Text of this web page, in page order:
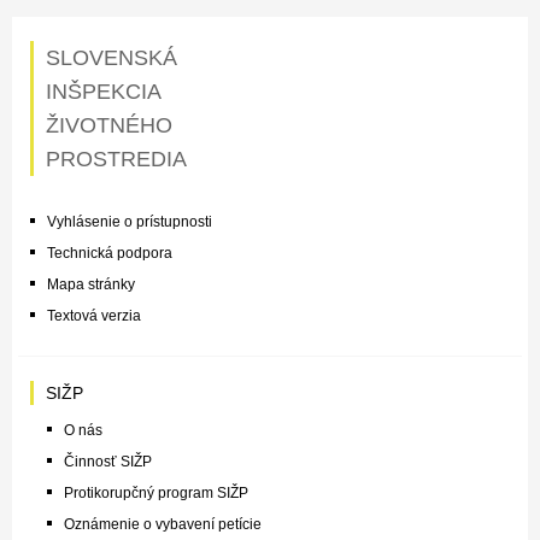
SLOVENSKÁ
INŠPEKCIA
ŽIVOTNÉHO
PROSTREDIA
Vyhlásenie o prístupnosti
Technická podpora
Mapa stránky
Textová verzia
SIŽP
O nás
Činnosť SIŽP
Protikorupčný program SIŽP
Oznámenie o vybavení petície